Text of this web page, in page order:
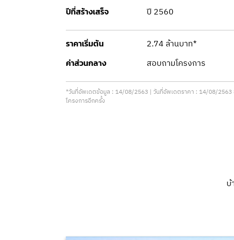
ปีที่สร้างเสร็จ ปี 2560
ราคาเริ่มต้น 2.74 ล้านบาท*
ค่าส่วนกลาง สอบถามโครงการ
*วันที่อัพเดตข้อมูล : 14/08/2563 | วันที่อัพเดตราคา : 14/08/2563
โครงการอีกครั้ง
บ้